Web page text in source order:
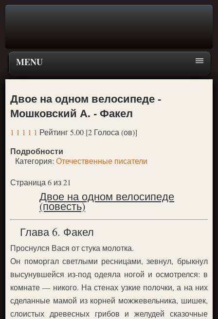
MENU
Главная страница
Поиск
ПЕРЕЙТИ К ГЛАВНОМУ МЕНЮ СКАЗОК
Новое
Популярное
Двое на одном велосипеде -
Мошковский А. - Факел
1 1 1 1 1 Рейтинг 5.00 [2 Голоса (ов)]
Подробности
Категория:Отечественные писатели
Страница 6 из 21
Двое на одном велосипеде
(повесть)
Глава 6. Факел
Проснулся Вася от стука молотка.
Он поморгал светлыми ресницами, зевнул, брыкнул
высунувшейся из-под одеяла ногой и осмотрелся: в
комнате — никого. На стенах узкие полочки, а на них
сделанные мамой из корней можжевельника, шишек,
слоистых древесных грибов и желудей сказочные